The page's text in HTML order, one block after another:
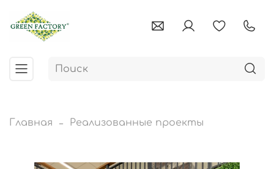
Главная Реализованные проекты